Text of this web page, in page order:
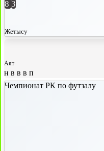
8 3
Жетысу
Аят
н в в в п
Чемпионат РК по футзалу